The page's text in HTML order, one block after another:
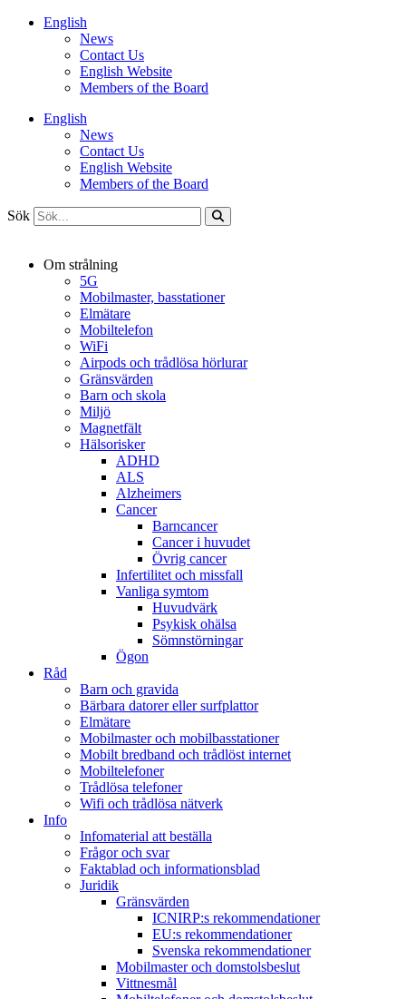
HoppaEnglish
News
Contact Us
English Website
Members of the Board
English
News
Contact Us
English Website
Members of the Board
Sök
Om strålning
5G
Mobilmaster, basstationer
Elmätare
Mobiltelefon
WiFi
Airpods och trådlösa hörlurar
Gränsvärden
Barn och skola
Miljö
Magnetfält
Hälsorisker
ADHD
ALS
Alzheimers
Cancer
Barncancer
Cancer i huvudet
Övrig cancer
Infertilitet och missfall
Vanliga symtom
Huvudvärk
Psykisk ohälsa
Sömnstörningar
Ögon
Råd
Barn och gravida
Bärbara datorer eller surfplattor
Elmätare
Mobilmaster och mobilbasstationer
Mobilt bredband och trådlöst internet
Mobiltelefoner
Trådlösa telefoner
Wifi och trådlösa nätverk
Info
Infomaterial att beställa
Frågor och svar
Faktablad och informationsblad
Juridik
Gränsvärden
ICNIRP:s rekommendationer
EU:s rekommendationer
Svenska rekommendationer
Mobilmaster och domstolsbeslut
Vittnesmål